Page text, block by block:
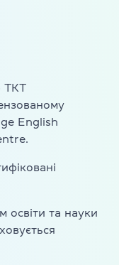
ТКТ
English
освіти та науки